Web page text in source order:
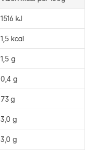
1516 kJ
1,5 kcal
1,5 g
0,4 g
73 g
3,0 g
3,0 g